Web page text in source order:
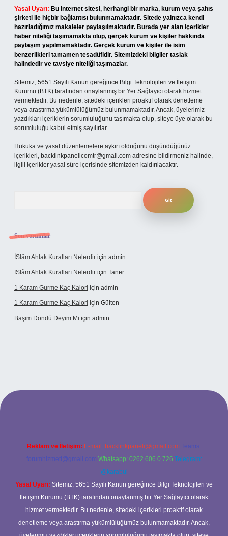
Yasal Uyarı: Bu internet sitesi, herhangi bir marka, kurum veya şahıs
şirketi ile hiçbir bağlantısı bulunmamaktadır. Sitede yalnızca kendi
hazırladığımız makaleler paylaşılmaktadır. Burada yer alan içerikler
haber niteliği taşımamakta olup, gerçek kurum ve kişiler hakkında
paylaşım yapılmamaktadır. Gerçek kurum ve kişiler ile isim
benzerlikleri tamamen tesadüfidir. Sitemizdeki bilgiler taslak
halindedir ve tavsiye niteliği taşımazlar.
Sitemiz, 5651 Sayılı Kanun gereğince Bilgi Teknolojileri ve İletişim
Kurumu (BTK) tarafından onaylanmış bir Yer Sağlayıcı olarak hizmet
vermektedir. Bu nedenle, sitedeki içerikleri proaktif olarak denetleme
veya araştırma yükümlülüğümüz bulunmamaktadır. Ancak, üyelerimiz
yazdıkları içeriklerin sorumluluğunu taşımakta olup, siteye üye olarak bu
sorumluluğu kabul etmiş sayılırlar.
Hukuka ve yasal düzenlemelere aykırı olduğunu düşündüğünüz
içerikleri, backlinkpanelicomtr@gmail.com adresine bildirmeniz halinde,
ilgili içerikler yasal süre içerisinde sitemizden kaldırılacaktır.
Son yorumlar
İSlâm Ahlak Kuralları Nelerdir için admin
İSlâm Ahlak Kuralları Nelerdir için Taner
1 Karam Gurme Kaç Kalori için admin
1 Karam Gurme Kaç Kalori için Gülten
Başım Döndü Deyim Mi için admin
Reklam ve İletişim: E-mail: backlinkpaneli@gmail.com Teams:
forumhizmeti@gmail.com Whatsapp: 0262 606 0 726 Telegram:
@karabul
Yasal Uyarı: Sitemiz, 5651 Sayılı Kanun gereğince Bilgi Teknolojileri ve
İletişim Kurumu (BTK) tarafından onaylanmış bir Yer Sağlayıcı olarak
hizmet vermektedir. Bu nedenle, sitedeki içerikleri proaktif olarak
denetleme veya araştırma yükümlülüğümüz bulunmamaktadır. Ancak,